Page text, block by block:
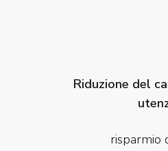
Riduzione del
risparmio